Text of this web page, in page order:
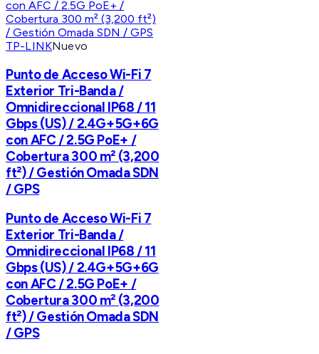
TP-LINKNuevo
Punto de Acceso Wi-Fi 7
Exterior Tri-Banda /
Omnidireccional IP68 / 11
Gbps (US) / 2.4G+5G+6G
con AFC / 2.5G PoE+ /
Cobertura 300 m² (3,200
ft²) / Gestión Omada SDN
/ GPS
Punto de Acceso Wi-Fi 7
Exterior Tri-Banda /
Omnidireccional IP68 / 11
Gbps (US) / 2.4G+5G+6G
con AFC / 2.5G PoE+ /
Cobertura 300 m² (3,200
ft²) / Gestión Omada SDN
/ GPS